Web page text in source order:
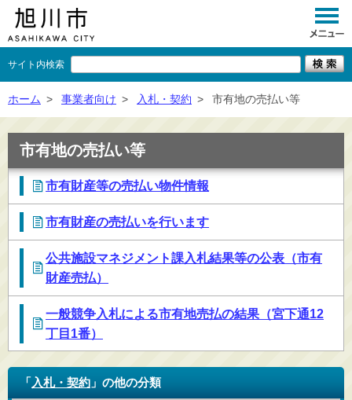
サイト内検索
くらし
事業者向け
施設一覧
市政情報
×
ホーム > 事業者向け > 入札・契約 > 市有地の売払い等
市有地の売払い等
市有財産等の売払い物件情報
市有財産の売払いを行います
公共施設マネジメント課入札結果等の公表（市有
財産売払）
一般競争入札による市有地売払の結果（宮下通12
丁目1番）
「 入札・契約 」の他の分類